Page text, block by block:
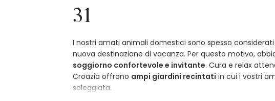
31
I nostri amati animali domestici sono spesso considerati
nuova destinazione di vacanza. Per questo motivo,
soggiorno confortevole e invitante. Cura e relax
Croazia offrono ampi giardini recintati in cui i vostri
soleggiata.